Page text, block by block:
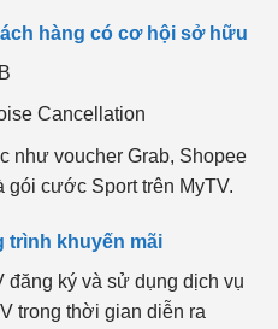
hàng có cơ hội sở hữu
Cancellation
như voucher Grab, Shopee
gói cước Sport trên MyTV.
trình khuyến mãi
đăng ký và sử dụng dịch vụ
trong thời gian diễn ra